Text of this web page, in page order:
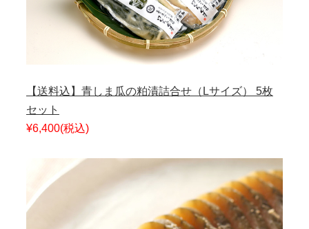
【送料込】青しま瓜の粕漬詰合せ（Lサイズ） 5枚
セット
¥6,400(税込)